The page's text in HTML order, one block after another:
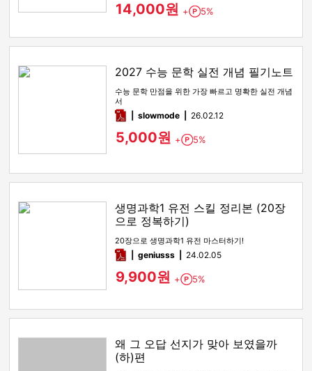
14,000원 + Point
5%
2027 수능 문학 실전 개념 필기노트
수능 문학 만점을 위한 가장 빠르고 명확한 실전 개념
서
pdfslowmode 26.02.12
5,000원 + Point
5%
생명과학1 유전 스킬 정리본 (20장
으로 정복하기)
20장으로 생명과학1 유전 마스터하기!
pdfgeniusss 24.02.05
9,900원 + Point
5%
왜 그 오답 선지가 맞아 보였을까
(하)편